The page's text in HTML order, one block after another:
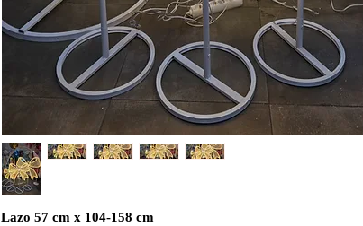
Lazo 57 cm x 104-158 cm